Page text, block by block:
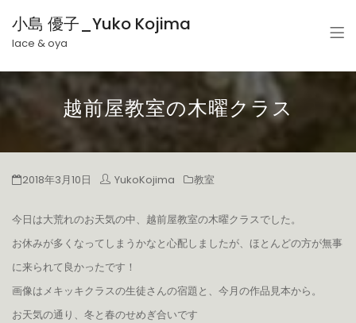
小島 優子_Yuko Kojima
lace & oya
越前屋教室の木曜クラス
2018年3月10日 YukoKojima 教室
今日は大荒れのお天気の中、越前屋教室の木曜クラスでした。
お休みが多くなってしまうかなと心配しましたが、ほとんどの方が無事
に来られて良かったです！
画像はメキッキクラスの生徒さんの宿題と、今月の作品見本から。
お天気の通り、冬と春のせめぎ合いです